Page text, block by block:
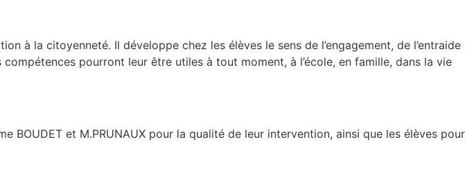
à la citoyenneté. Il développe chez les élèves le sens de l’engagement, de l’entraide
pourront leur être utiles à tout moment, à l’école, en famille, dans la vie
BOUDET et M.PRUNAUX pour la qualité de leur intervention, ainsi que les élèves pour